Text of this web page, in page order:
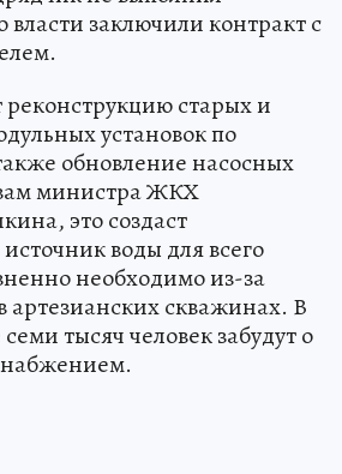
власти заключили контракт с
старых и
установок по
обновление насосных
министра ЖКХ
это создаст
воды для всего
необходимо из-за
артезианских скважинах. В
тысяч человек забудут о